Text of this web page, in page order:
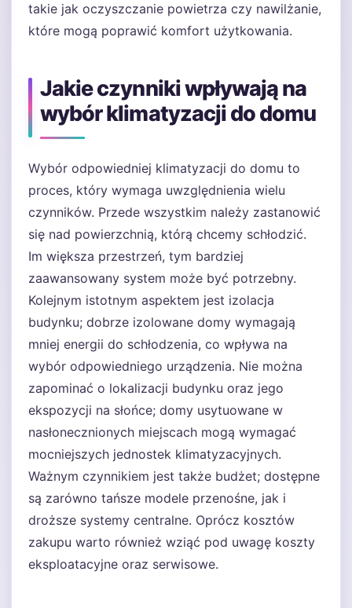
takie jak oczyszczanie powietrza czy nawilżanie,
które mogą poprawić komfort użytkowania.
Jakie czynniki wpływają na
wybór klimatyzacji do domu
Wybór odpowiedniej klimatyzacji do domu to
proces, który wymaga uwzględnienia wielu
czynników. Przede wszystkim należy zastanowić
się nad powierzchnią, którą chcemy schłodzić.
Im większa przestrzeń, tym bardziej
zaawansowany system może być potrzebny.
Kolejnym istotnym aspektem jest izolacja
budynku; dobrze izolowane domy wymagają
mniej energii do schłodzenia, co wpływa na
wybór odpowiedniego urządzenia. Nie można
zapominać o lokalizacji budynku oraz jego
ekspozycji na słońce; domy usytuowane w
nasłonecznionych miejscach mogą wymagać
mocniejszych jednostek klimatyzacyjnych.
Ważnym czynnikiem jest także budżet; dostępne
są zarówno tańsze modele przenośne, jak i
droższe systemy centralne. Oprócz kosztów
zakupu warto również wziąć pod uwagę koszty
eksploatacyjne oraz serwisowe.